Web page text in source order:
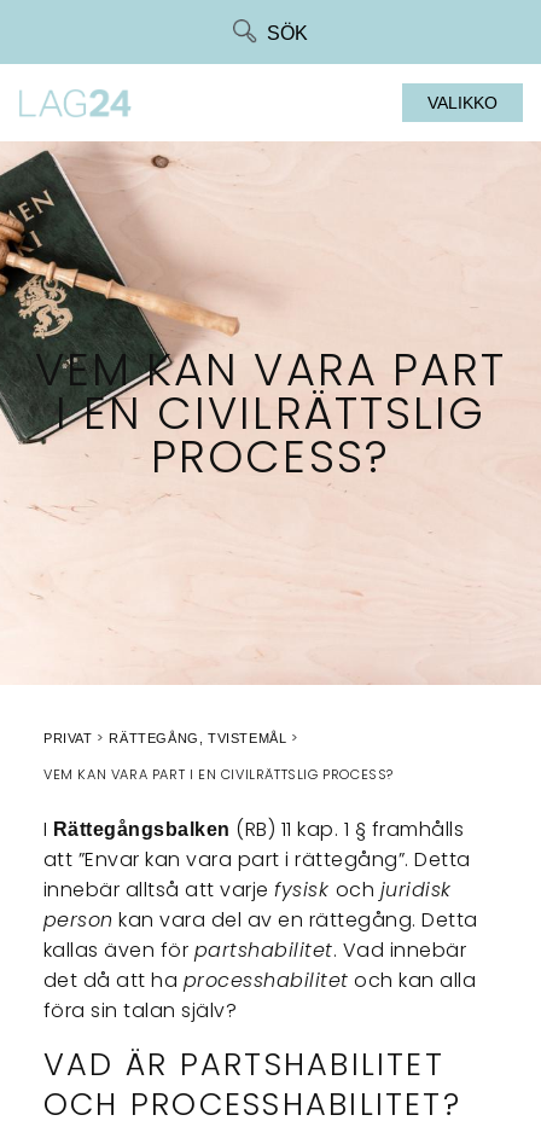
SÖK
VALIKKO
VEM KAN VARA PART
I EN CIVILRÄTTSLIG
PROCESS?
PRIVAT RÄTTEGÅNG, TVISTEMÅL
VEM KAN VARA PART I EN CIVILRÄTTSLIG PROCESS?
I Rättegångsbalken (RB) 11 kap. 1 § framhålls
att ”Envar kan vara part i rättegång”. Detta
innebär alltså att varjefysisk och juridisk
person kan vara del av en rättegång. Detta
kallas även för partshabilitet. Vad innebär
det då att ha processhabilitet och kan alla
föra sin talan själv?
VAD ÄR PARTSHABILITET
OCH PROCESSHABILITET?